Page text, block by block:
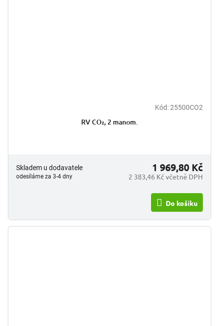
Kód:25500CO2
RV CO₂, 2 manom.
Skladem u dodavatele
odesíláme za 3-4 dny 2 383,46 Kč včetně DPH
1 969,80 Kč
Do košíku